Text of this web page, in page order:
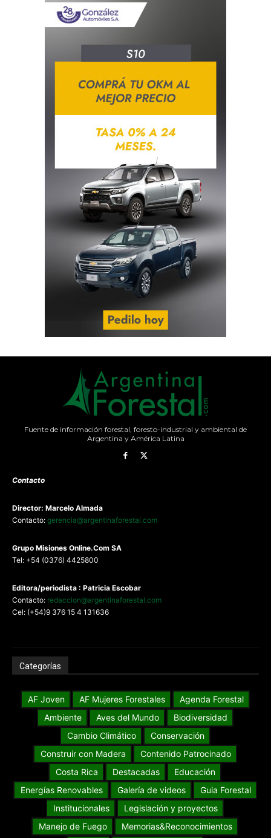
Fuente de información forestal, foresto-industrial y ambiental de
Argentina y América Latina
Contacto
Director: Marcelo Almada
Contacto: gerencia@argentinaforestal.com
Grupo Misiones Online.Com SA
Tel: +54 (0376) 4425800
Editora/periodista : Patricia Escobar
Contacto: redaccion@argentinaforestal.com
Cel: (+54)9 376 15 4 131636
Categorías
AF Joven AF Mujeres Forestales
Agenda Forestal
Ambiente
Aves del Mundo
Biodiversidad
Cambio Climático
Conservación
Construir con Madera
Contenido Patrocinado
Costa Rica
Destacadas
Educación
Energías Renovables
Galería de videos
Guia Forestal
Institucionales
Legislación y proyectos
Manejo de Fuego
Memorias&Reconocimientos